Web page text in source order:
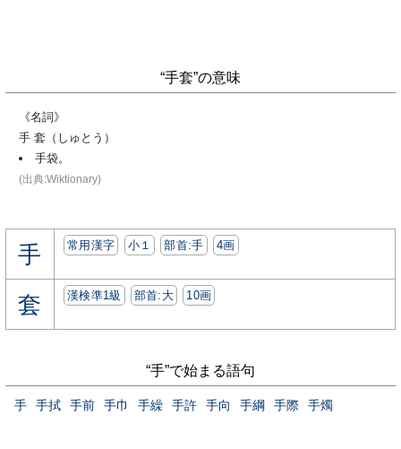
“手套”の意味
《名詞》
手 套（しゅとう）
手袋。
(出典:Wiktionary)
手 常用漢字 小１ 部首:⼿ 4画
套 漢検準1級 部首:⼤ 10画
“手”で始まる語句
手 手拭 手前 手巾 手繰 手許 手向 手綱 手際 手燭